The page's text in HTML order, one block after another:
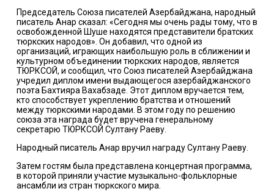
Председатель Союза писателей Азербайджана, народный
писатель Анар сказал: «Сегодня мы очень рады тому, что в
освобожденной Шуше находятся представители братских
тюркских народов». Он добавил, что одной из
организаций, играющих наибольшую роль в сближении и
культурном объединении тюркских народов, является
ТЮРКСОЙ, и сообщил, что Союз писателей Азербайджана
учредил диплом имени выдающегося азербайджанского
поэта Бахтияра Вахабзаде. Этот диплом вручается тем,
кто способствует укреплению братства и отношений
между тюркскими народами. В этом году по решению
союза эта награда будет вручена генеральному
секретарю ТЮРКСОЙ Султану Раеву.
Народный писатель Анар вручил награду Султану Раеву.
Затем гостям была представлена концертная программа,
в которой приняли участие музыкально-фольклорные
ансамбли из стран тюркского мира.